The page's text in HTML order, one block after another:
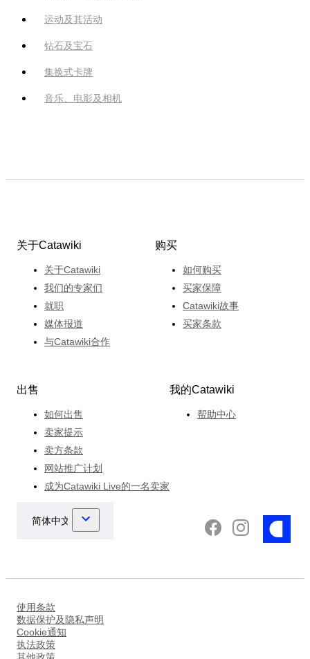
运动及其活动
钻石及宝石
集换式卡牌
音乐、电影及相机
关于Catawiki
关于Catawiki
我们的专家们
就职
媒体报道
与Catawiki合作
购买
如何购买
买家保障
Catawiki故事
买家条款
出售
如何出售
卖家提示
卖方条款
网站推广计划
成为Catawiki Live的一名卖家
我的Catawiki
帮助中心
使用条款
数据保护及隐私声明
Cookie通知
执法政策